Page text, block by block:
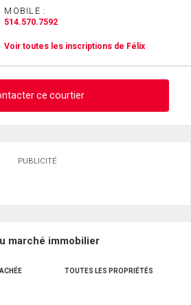
MOBILE :
514.570.7592
Voir toutes les inscriptions de Félix
ce courtier
PUBLICITÉ
marché immobilier
TOUTES LES PROPRIÉTÉS